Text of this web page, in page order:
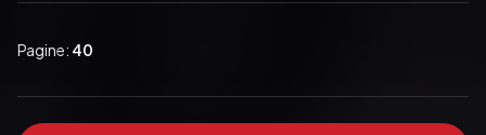
Pagine: 40